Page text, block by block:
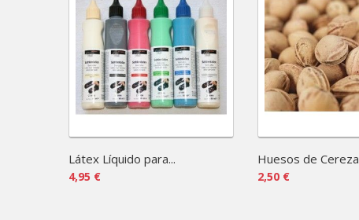
Látex Líquido para...
4,95 €
Huesos de Cereza
2,50 €